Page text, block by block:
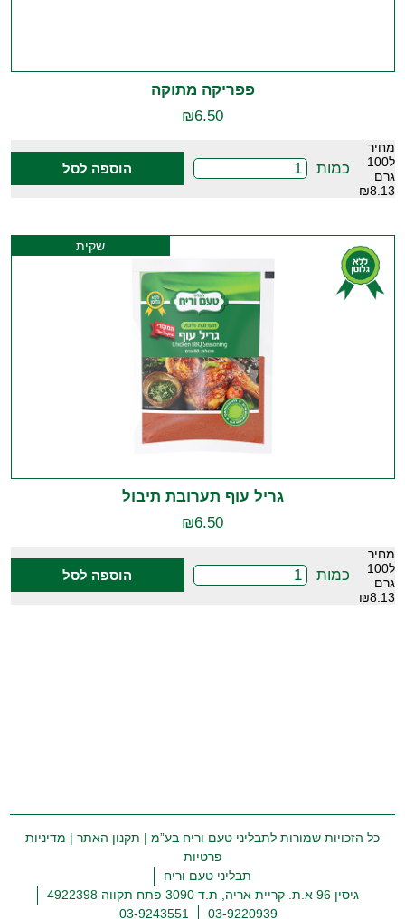
פפריקה מתוקה
₪6.50
מחיר
ל100
גרם
₪8.13
כמות הוספה לסל
שקית
גריל עוף תערובת תיבול
₪6.50
מחיר
ל100
גרם
₪8.13
כמות הוספה לסל
כל הזכויות שמורות לתבליני טעם וריח בע”מ | תקנון האתר | מדיניות
פרטיות
תבליני טעם וריח
גיסין 96 א.ת. קריית אריה, ת.ד 3090 פתח תקווה 4922398
03-9220939
03-9243551